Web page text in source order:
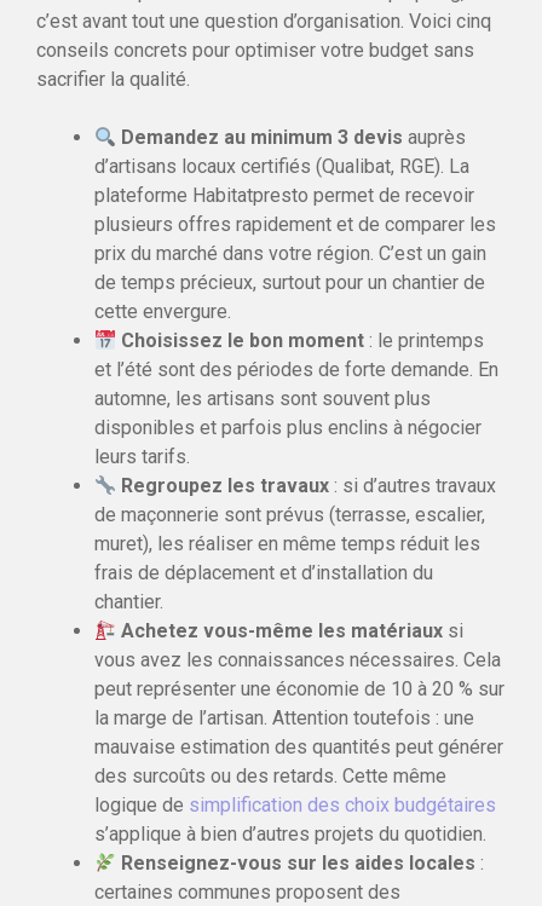
c’est avant tout une question d’organisation. Voici cinq
conseils concrets pour optimiser votre budget sans
sacrifier la qualité.
Demandez au minimum 3 devis auprès
d’artisans locaux certifiés (Qualibat, RGE). La
plateforme Habitatpresto permet de recevoir
plusieurs offres rapidement et de comparer les
prix du marché dans votre région. C’est un gain
de temps précieux, surtout pour un chantier de
cette envergure.
Choisissez le bon moment : le printemps
et l’été sont des périodes de forte demande. En
automne, les artisans sont souvent plus
disponibles et parfois plus enclins à négocier
leurs tarifs.
Regroupez les travaux : si d’autres travaux
de maçonnerie sont prévus (terrasse, escalier,
muret), les réaliser en même temps réduit les
frais de déplacement et d’installation du
chantier.
Achetez vous-même les matériaux si
vous avez les connaissances nécessaires. Cela
peut représenter une économie de 10 à 20 % sur
la marge de l’artisan. Attention toutefois : une
mauvaise estimation des quantités peut générer
des surcoûts ou des retards. Cette même
logique de simplification des choix budgétaires
s’applique à bien d’autres projets du quotidien.
Renseignez-vous sur les aides locales :
certaines communes proposent des